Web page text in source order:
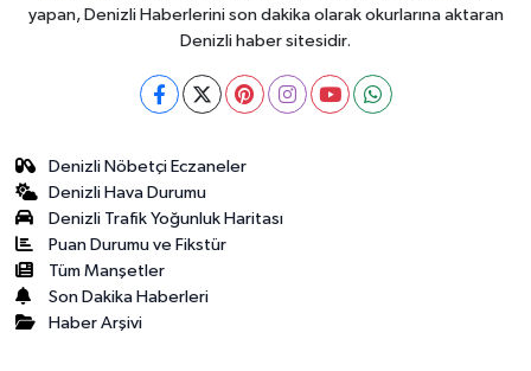
yapan, Denizli Haberlerini son dakika olarak okurlarına aktaran
Denizli haber sitesidir.
Denizli Nöbetçi Eczaneler
Denizli Hava Durumu
Denizli Trafik Yoğunluk Haritası
Puan Durumu ve Fikstür
Tüm Manşetler
Son Dakika Haberleri
Haber Arşivi